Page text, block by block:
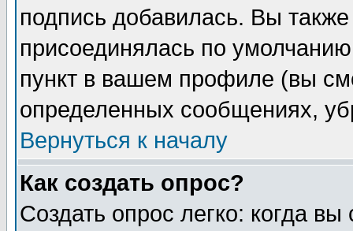
подпись добавилась. Вы
присоединялась по
пункт в вашем профиле (вы
определенных сообщениях,
Вернуться к началу
Как создать опрос?
Создать опрос легко: когда